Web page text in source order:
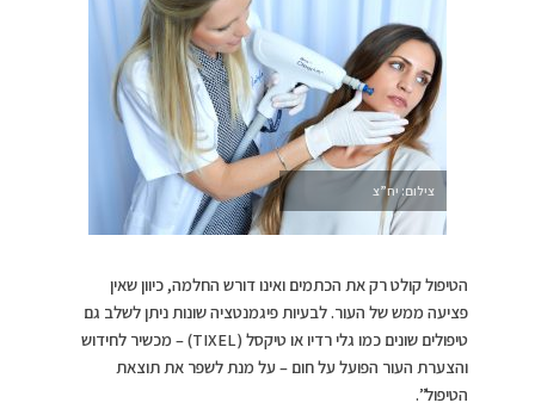
צילום: יח”צ
הטיפול קולט רק את הכתמים ואינו דורש החלמה, כיוון שאין
פציעה ממש של העור. לבעיות פיגמנטציה שונות ניתן לשלב גם
טיפולים שונים כמו גלי רדיו או טיקסל (TIXEL) – מכשיר לחידוש
והצערת העור הפועל על חום – על מנת לשפר את תוצאת
הטיפול”.